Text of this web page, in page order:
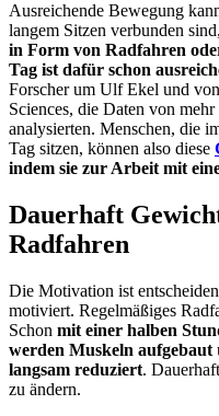
Ausreichende Bewegung
langem Sitzen verbunden
in Form von Radfahren
Tag ist dafür schon
Forscher um Ulf Ekel und
Sciences, die Daten von
analysierten. Menschen, die
Tag sitzen, können also diese
indem sie zur Arbeit mit
Dauerhaft
Radfahren
Die Motivation ist
motiviert. Regelmäßiges
Schon mit einer halben
werden Muskeln aufgebaut
langsam reduziert.
zu ändern.